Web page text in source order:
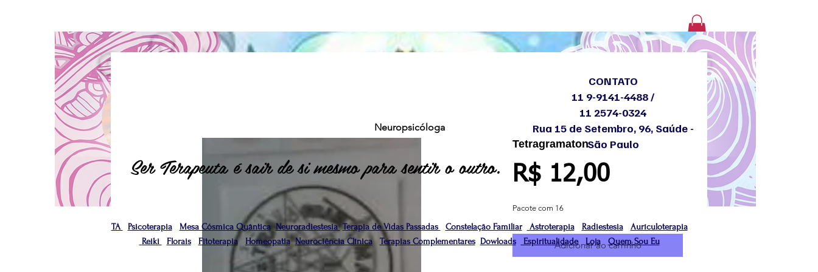
Login
Tetragramaton
R$ 12,00Preço
Pacote com 16
Adicionar ao carrinho
CONTATO
11 9-9141-4488 /
11 2574-0324
Rua 15 de Setembro, 96, Saúde -
São Paulo
TA Psicoterapia Mesa Cósmica Quântica Neuroradiestesia Terapia de Vidas Passadas Constelação Familiar Astroterapia Radiestesia
Aurículoterapia
Reiki
Florais Fitoterapia Homeopatia Neurociência Clínica Terapias Complementares Dowloads Espiritualidade Loja Quem Sou Eu
Neuropsicóloga
Ser Terapeuta é sair de si mesmo para sentir o outro.